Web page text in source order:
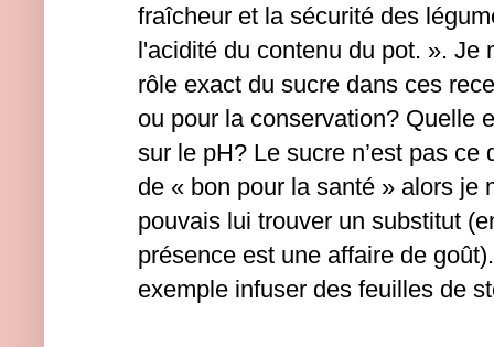
fraîcheur et la sécurité des
l'acidité du contenu du pot. ». Je
rôle exact du sucre dans ces
ou pour la conservation? Quelle
sur le pH? Le sucre n’est pas ce
de « bon pour la santé » alors je
pouvais lui trouver un substitut
présence est une affaire de
exemple infuser des feuilles de